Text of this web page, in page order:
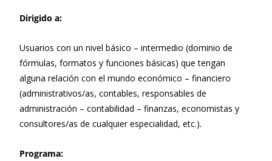
Dirigido a:
Usuarios con un nivel básico – intermedio (dominio de
fórmulas, formatos y funciones básicas) que tengan
alguna relación con el mundo económico – financiero
(administrativos/as, contables, responsables de
administración – contabilidad – finanzas, economistas y
consultores/as de cualquier especialidad, etc.).
Programa: